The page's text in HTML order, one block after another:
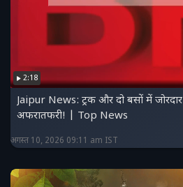
2:18
Jaipur News: ट्रक और दो बसों में जोरदार टक्कर, मची
अफरातफरी! | Top News
अगस्त 10, 2026 09:11 am IST